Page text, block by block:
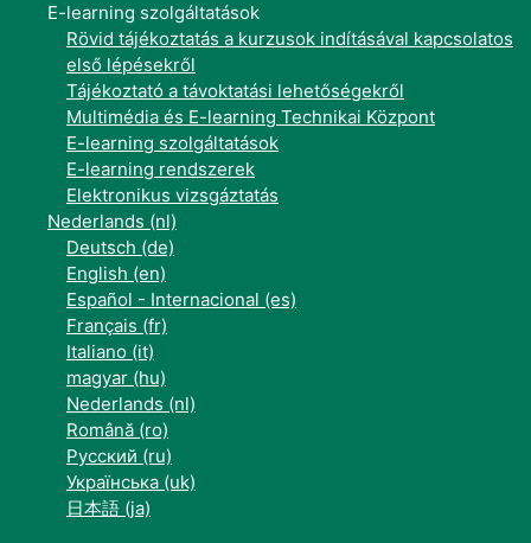
E-learning szolgáltatások
Rövid tájékoztatás a kurzusok indításával kapcsolatos
első lépésekről
Tájékoztató a távoktatási lehetőségekről
Multimédia és E-learning Technikai Központ
E-learning szolgáltatások
E-learning rendszerek
Elektronikus vizsgáztatás
Nederlands ‎(nl)‎
Deutsch ‎(de)‎
English ‎(en)‎
Español - Internacional ‎(es)‎
Français ‎(fr)‎
Italiano ‎(it)‎
magyar ‎(hu)‎
Nederlands ‎(nl)‎
Română ‎(ro)‎
Русский ‎(ru)‎
Українська ‎(uk)‎
日本語 ‎(ja)‎